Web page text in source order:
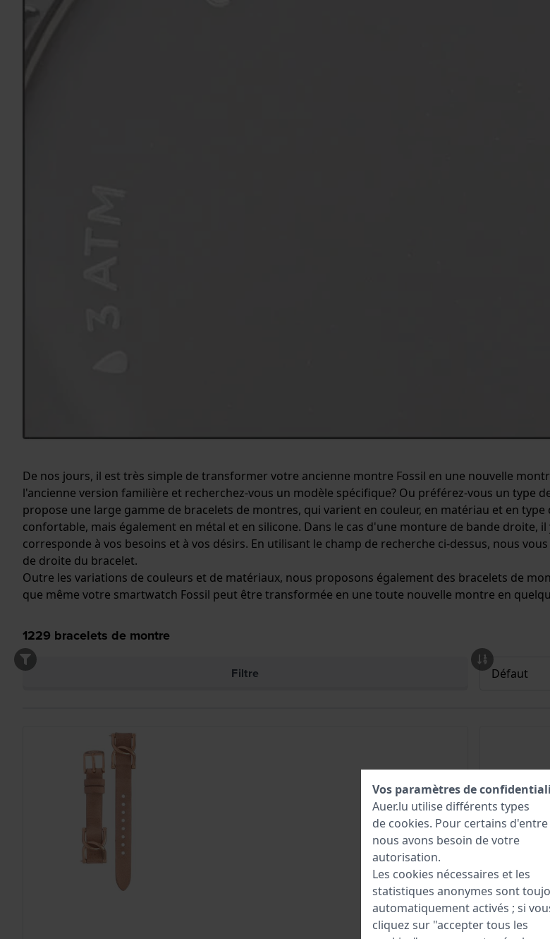
De nos jours, il est très simple de transformer votre ancienne montre Fossil en une nouvelle
l'ancienne version familière et recherchez-vous un modèle spécifique? Ou préférez-vous un type
propose une large gamme de bracelets de montres, qui varient en couleur, en matériau et en
confortable, mais également en métal et en silicone. Dans le cas d'une monture de bande droite,
corresponde à vos besoins et à vos désirs. En utilisant le champ de recherche ci-dessus, nous
de droite du bracelet.
Outre les variations de couleurs et de matériaux, nous proposons également des bracelets de
que même votre smartwatch Fossil peut être transformée en une toute nouvelle montre en
1229 bracelets de montre
Filtre
Vos paramètres de
Auer.lu utilise différents types
de cookies. Pour certains d'entre
nous avons besoin de votre
autorisation.
Les cookies nécessaires et les
statistiques anonymes sont
automatiquement activés ; si
cliquez sur "accepter tous les